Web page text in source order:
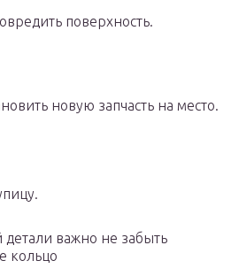
поверхность.
новую запчасть на место.
детали важно не забыть
кольцо